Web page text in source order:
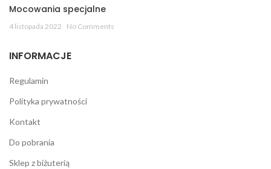
Mocowania specjalne
4 listopada 2022 No Comments
INFORMACJE
Regulamin
Polityka prywatności
Kontakt
Do pobrania
Sklep z biżuterią